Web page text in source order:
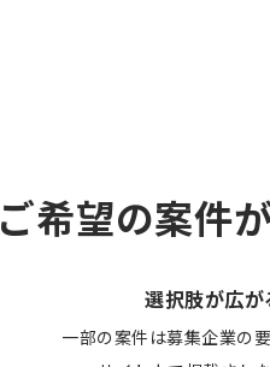
ご希望の案件
選択肢が広が
一部の案件は募集企業の